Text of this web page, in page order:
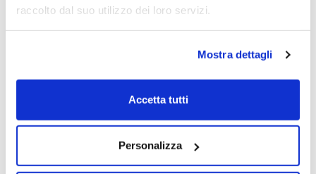
raccolto dal suo utilizzo dei loro servizi.
Mostra dettagli
Accetta tutti
Personalizza